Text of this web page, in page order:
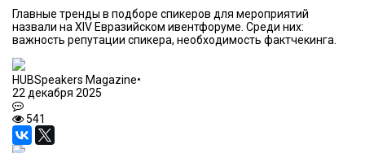
Главные тренды в подборе спикеров для мероприятий
назвали на XIV Евразийском ивентфоруме. Среди них:
важность репутации спикера, необходимость фактчекинга.
HUBSpeakers Magazine•
22 декабря 2025
541